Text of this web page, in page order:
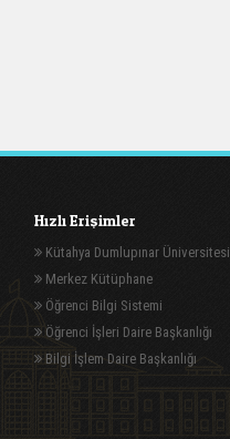
Hızlı Erişimler
Kütahya Dumlupınar Üniversitesi
Merkez Kütüphane
Öğrenci Bilgi Sistemi
Öğrenci İşleri Daire Başkanlığı
Bilgi İşlem Daire Başkanlığı